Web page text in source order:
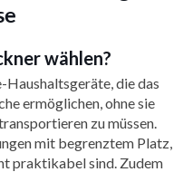
wählen?
die das
ermöglichen, ohne sie
zu müssen.
mit begrenztem Platz,
praktikabel sind. Zudem